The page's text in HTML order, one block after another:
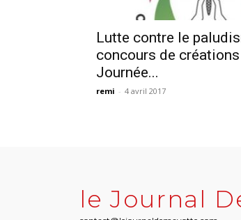
Lutte contre le
concours de
Journée...
remi - 4 avril 2017
le Journal